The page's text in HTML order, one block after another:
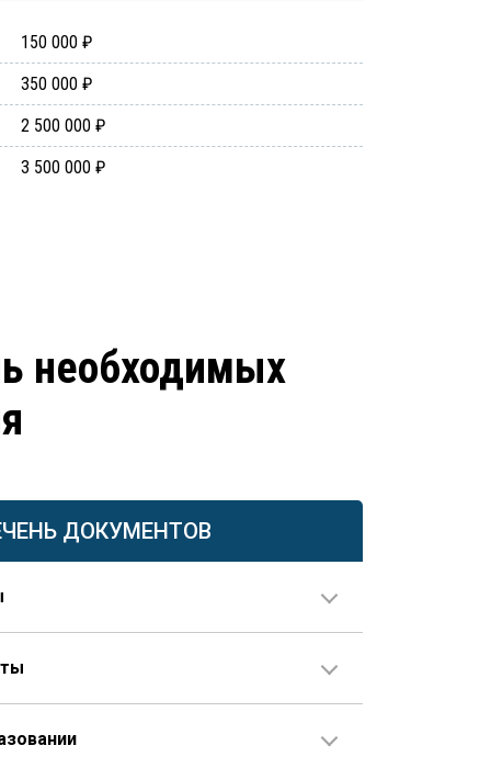
150 000 ₽
350 000 ₽
2 500 000 ₽
3 500 000 ₽
необходимых
ДОКУМЕНТОВ
в паспорте не совпадает с данными документов
стажа, не внесенного в трудовую книжку,